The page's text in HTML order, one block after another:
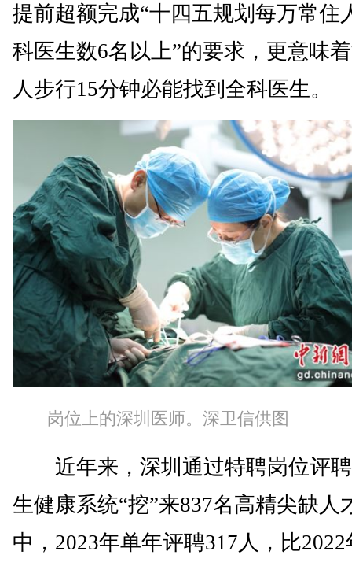
提前超额完成“十四五规划每万常住
科医生数6名以上”的要求，更意味
人步行15分钟必能找到全科医生。
岗位上的深圳医师。深卫信供图
近年来，深圳通过特聘岗位评
生健康系统“挖”来837名高精尖缺人
中，2023年单年评聘317人，比